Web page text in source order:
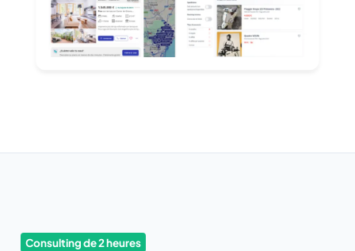
Consulting de 2 heures